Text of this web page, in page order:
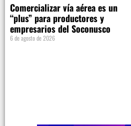
Comercializar vía aérea es un
“plus” para productores y
empresarios del Soconusco
6 de agosto de 2026